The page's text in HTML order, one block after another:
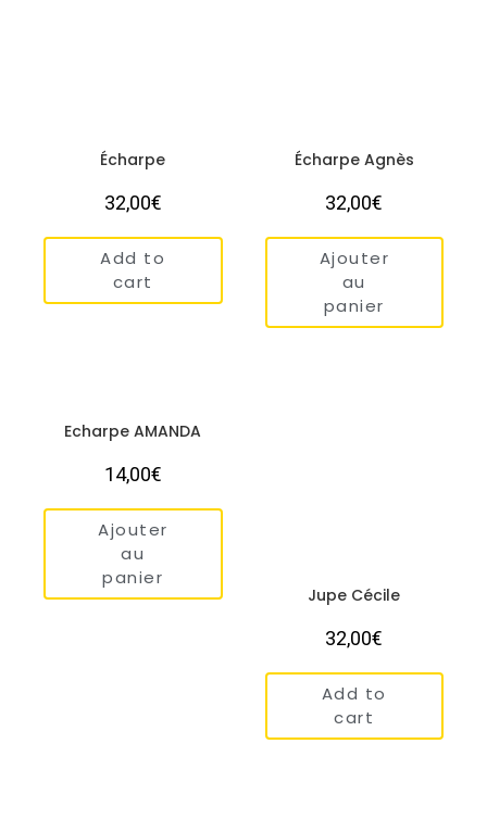
Écharpe
32,00€
Add to
cart
Écharpe Agnès
32,00€
Ajouter
au
panier
Echarpe AMANDA
14,00€
Ajouter
au
panier
Jupe Cécile
32,00€
Add to
cart